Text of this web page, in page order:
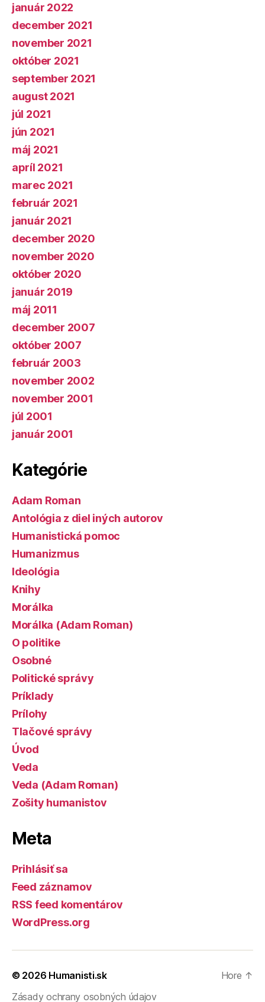
január 2022
december 2021
november 2021
október 2021
september 2021
august 2021
júl 2021
jún 2021
máj 2021
apríl 2021
marec 2021
február 2021
január 2021
december 2020
november 2020
október 2020
január 2019
máj 2011
december 2007
október 2007
február 2003
november 2002
november 2001
júl 2001
január 2001
Kategórie
Adam Roman
Antológia z diel iných autorov
Humanistická pomoc
Humanizmus
Ideológia
Knihy
Morálka
Morálka (Adam Roman)
O politike
Osobné
Politické správy
Príklady
Prílohy
Tlačové správy
Úvod
Veda
Veda (Adam Roman)
Zošity humanistov
Meta
Prihlásiť sa
Feed záznamov
RSS feed komentárov
WordPress.org
© 2026 Humanisti.sk
Zásady ochrany osobných údajov
Hore ↑